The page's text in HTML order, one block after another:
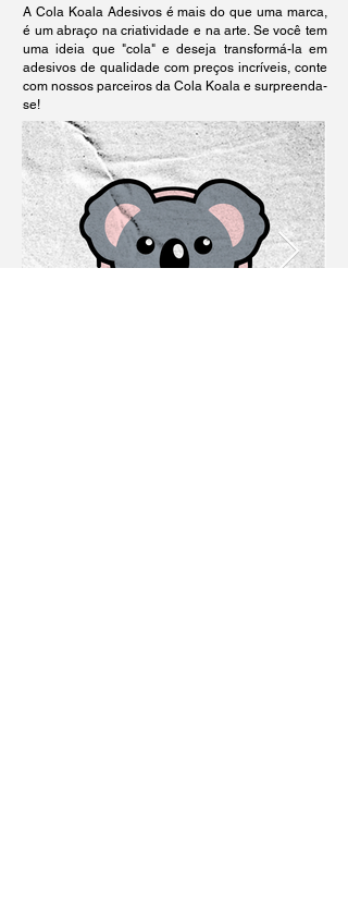
A Cola Koala Adesivos é mais do que uma marca,
é um abraço na criatividade e na arte. Se você tem
uma ideia que "cola" e deseja transformá-la em
adesivos de qualidade com preços incríveis, conte
com nossos parceiros da Cola Koala e surpreenda-
se!